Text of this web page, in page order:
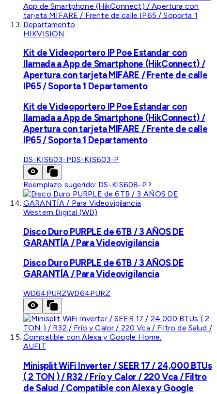
HIKVISION
Kit de Videoportero IP Poe Estandar con
llamada a App de Smartphone (HikConnect) /
Apertura con tarjeta MIFARE / Frente de calle
IP65 / Soporta 1 Departamento
Kit de Videoportero IP Poe Estandar con
llamada a App de Smartphone (HikConnect) /
Apertura con tarjeta MIFARE / Frente de calle
IP65 / Soporta 1 Departamento
DS-KIS603-PDS-KIS603-P
Reemplazo sugerido: DS-KIS608-P
Western Digital (WD)
Disco Duro PURPLE de 6TB / 3 AÑOS DE
GARANTÍA / Para Videovigilancia
Disco Duro PURPLE de 6TB / 3 AÑOS DE
GARANTÍA / Para Videovigilancia
WD64PURZWD64PURZ
AUFIT
Minisplit WiFi Inverter / SEER 17 / 24,000 BTUs
( 2 TON ) / R32 / Frío y Calor / 220 Vca / Filtro
de Salud / Compatible con Alexa y Google